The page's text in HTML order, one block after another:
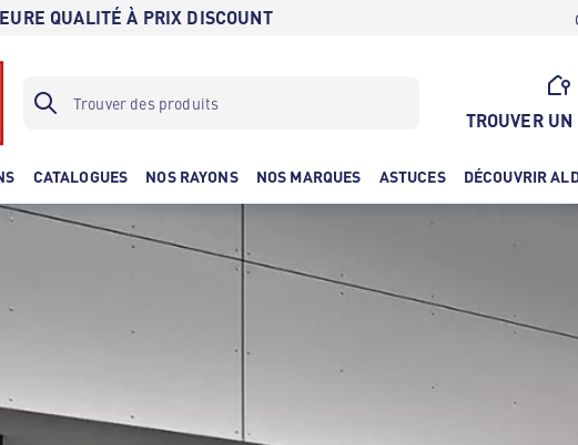
QUALITÉ À PRIX DISCOUNT
TROUVER
CATALOGUES NOS RAYONS NOS MARQUES ASTUCES DÉCOUVRIR